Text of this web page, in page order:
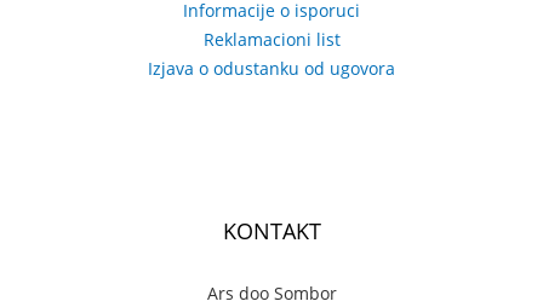
Informacije o isporuci
Reklamacioni list
Izjava o odustanku od ugovora
KONTAKT
Ars doo Sombor